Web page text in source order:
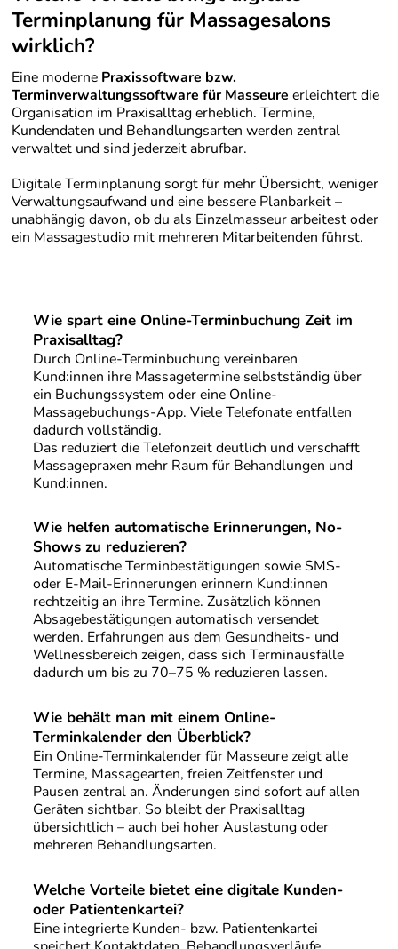
Terminplanung für Massagesalons
wirklich?
Eine moderne Praxissoftware bzw.
Terminverwaltungssoftware für Masseure erleichtert die
Organisation im Praxisalltag erheblich. Termine,
Kundendaten und Behandlungsarten werden zentral
verwaltet und sind jederzeit abrufbar.
Digitale Terminplanung sorgt für mehr Übersicht, weniger
Verwaltungsaufwand und eine bessere Planbarkeit –
unabhängig davon, ob du als Einzelmasseur arbeitest oder
ein Massagestudio mit mehreren Mitarbeitenden führst.
Wie spart eine Online-Terminbuchung Zeit im
Praxisalltag?
Durch Online-Terminbuchung vereinbaren
Kund:innen ihre Massagetermine selbstständig über
ein Buchungssystem oder eine Online-
Massagebuchungs-App. Viele Telefonate entfallen
dadurch vollständig.
Das reduziert die Telefonzeit deutlich und verschafft
Massagepraxen mehr Raum für Behandlungen und
Kund:innen.
Wie helfen automatische Erinnerungen, No-
Shows zu reduzieren?
Automatische Terminbestätigungen sowie SMS-
oder E-Mail-Erinnerungen erinnern Kund:innen
rechtzeitig an ihre Termine. Zusätzlich können
Absagebestätigungen automatisch versendet
werden. Erfahrungen aus dem Gesundheits- und
Wellnessbereich zeigen, dass sich Terminausfälle
dadurch um bis zu 70–75 % reduzieren lassen.
Wie behält man mit einem Online-
Terminkalender den Überblick?
Ein Online-Terminkalender für Masseure zeigt alle
Termine, Massagearten, freien Zeitfenster und
Pausen zentral an. Änderungen sind sofort auf allen
Geräten sichtbar. So bleibt der Praxisalltag
übersichtlich – auch bei hoher Auslastung oder
mehreren Behandlungsarten.
Welche Vorteile bietet eine digitale Kunden-
oder Patientenkartei?
Eine integrierte Kunden- bzw. Patientenkartei